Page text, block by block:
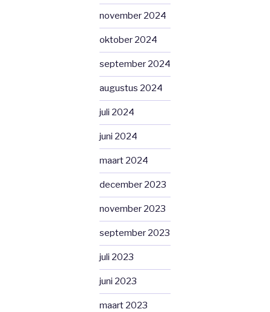
november 2024
oktober 2024
september 2024
augustus 2024
juli 2024
juni 2024
maart 2024
december 2023
november 2023
september 2023
juli 2023
juni 2023
maart 2023